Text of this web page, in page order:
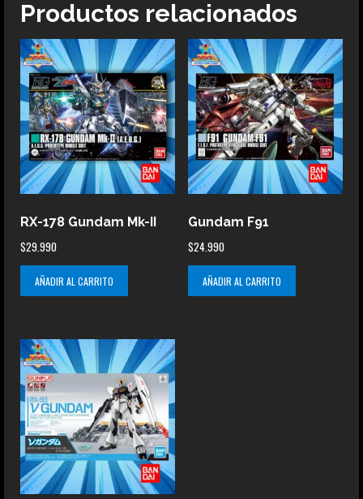
Productos relacionados
RX-178 Gundam Mk-II
$29.990
AÑADIR AL CARRITO
Gundam F91
$24.990
AÑADIR AL CARRITO